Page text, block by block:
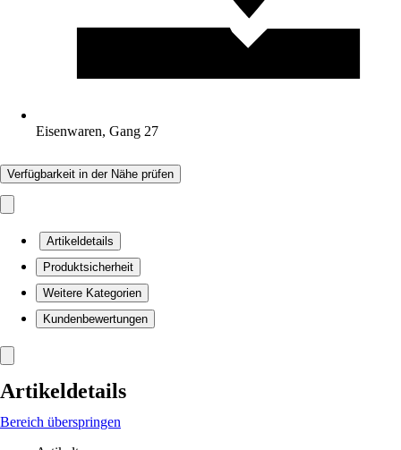
Eisenwaren, Gang 27
Verfügbarkeit in der Nähe prüfen
Artikeldetails
Produktsicherheit
Weitere Kategorien
Kundenbewertungen
Artikeldetails
Bereich überspringen